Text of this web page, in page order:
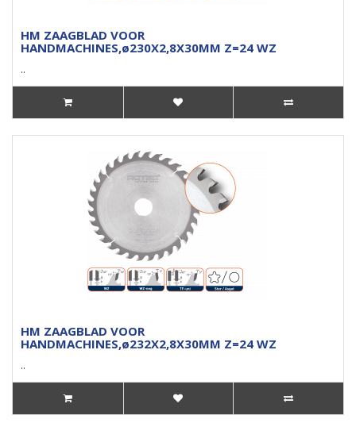
HM ZAAGBLAD VOOR
HANDMACHINES,ø230X2,8X30MM Z=24 WZ
..
HM ZAAGBLAD VOOR
HANDMACHINES,ø232X2,8X30MM Z=24 WZ
..